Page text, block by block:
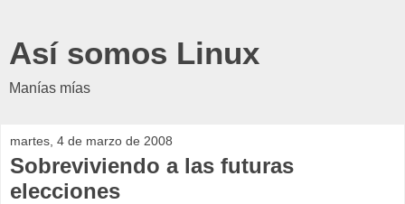
Así somos Linux
Manías mías
martes, 4 de marzo de 2008
Sobreviviendo a las futuras
elecciones